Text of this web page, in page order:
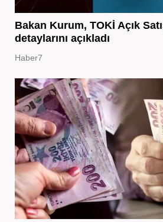
Bakan Kurum, TOKİ Açık
detaylarını açıkladı
Haber7